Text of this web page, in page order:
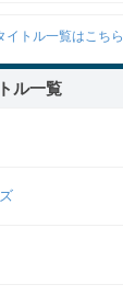
イトル一覧はこちら
ル一覧